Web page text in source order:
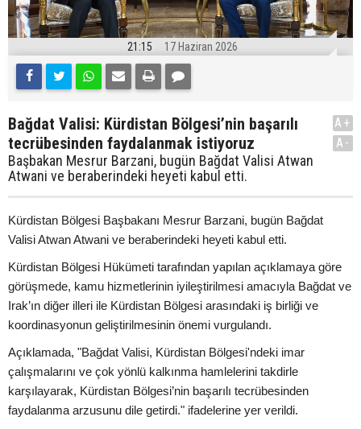
21:15 17 Haziran 2026
Bağdat Valisi: Kürdistan Bölgesi’nin başarılı
tecrübesinden faydalanmak istiyoruz
Başbakan Mesrur Barzani, bugün Bağdat Valisi Atwan
Atwani ve beraberindeki heyeti kabul etti.
A+
A-
Kürdistan Bölgesi Başbakanı Mesrur Barzani, bugün Bağdat
Valisi Atwan Atwani ve beraberindeki heyeti kabul etti.
Kürdistan Bölgesi Hükümeti tarafından yapılan açıklamaya göre
görüşmede, kamu hizmetlerinin iyileştirilmesi amacıyla Bağdat ve
Irak’ın diğer illeri ile Kürdistan Bölgesi arasındaki iş birliği ve
koordinasyonun geliştirilmesinin önemi vurgulandı.
Açıklamada, "Bağdat Valisi, Kürdistan Bölgesi'ndeki imar
çalışmalarını ve çok yönlü kalkınma hamlelerini takdirle
karşılayarak, Kürdistan Bölgesi’nin başarılı tecrübesinden
faydalanma arzusunu dile getirdi." ifadelerine yer verildi.